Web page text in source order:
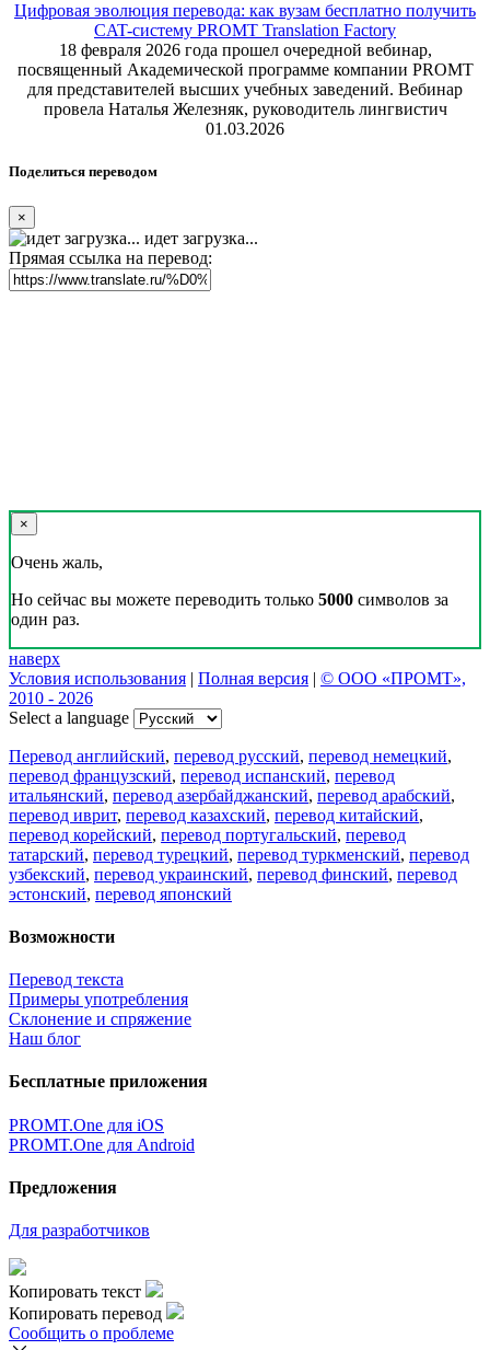
Цифровая эволюция перевода: как вузам бесплатно получить
CAT-систему PROMT Translation Factory
18 февраля 2026 года прошел очередной вебинар,
посвященный Академической программе компании PROMT
для представителей высших учебных заведений. Вебинар
провела Наталья Железняк, руководитель лингвистич
01.03.2026
Поделиться переводом
×
идет загрузка...
Прямая ссылка на перевод:
×
Очень жаль,
Но сейчас вы можете переводить только 5000 символов за
один раз.
наверх
Условия использования | Полная версия | © ООО «ПРОМТ»,
2010 - 2026
Select a language
Перевод английский, перевод русский, перевод немецкий,
перевод французский, перевод испанский, перевод
итальянский, перевод азербайджанский, перевод арабский,
перевод иврит, перевод казахский, перевод китайский,
перевод корейский, перевод португальский, перевод
татарский, перевод турецкий, перевод туркменский, перевод
узбекский, перевод украинский, перевод финский, перевод
эстонский, перевод японский
Возможности
Перевод текста
Примеры употребления
Склонение и спряжение
Наш блог
Бесплатные приложения
PROMT.One для iOS
PROMT.One для Android
Предложения
Для разработчиков
Копировать текст
Копировать перевод
Сообщить о проблеме